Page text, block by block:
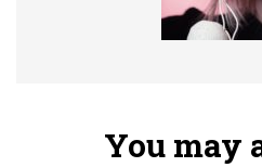
You may